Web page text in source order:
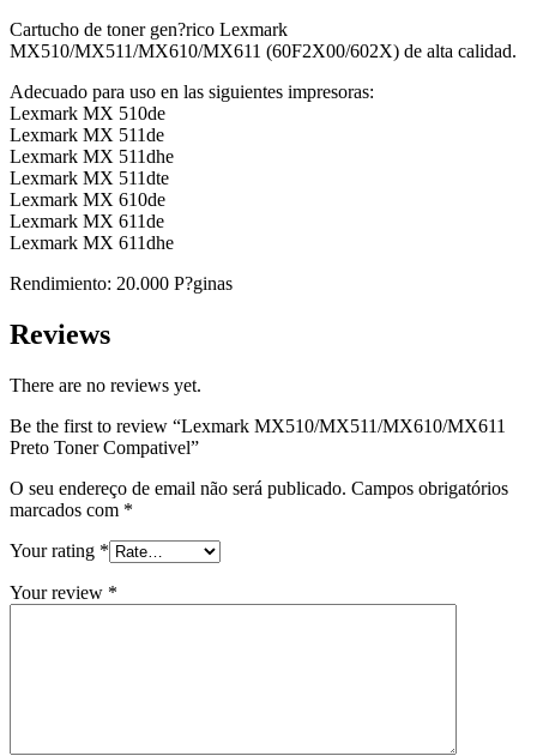
Cartucho de toner gen?rico Lexmark
MX510/MX511/MX610/MX611 (60F2X00/602X) de alta calidad.
Adecuado para uso en las siguientes impresoras:
Lexmark MX 510de
Lexmark MX 511de
Lexmark MX 511dhe
Lexmark MX 511dte
Lexmark MX 610de
Lexmark MX 611de
Lexmark MX 611dhe
Rendimiento: 20.000 P?ginas
Reviews
There are no reviews yet.
Be the first to review “Lexmark MX510/MX511/MX610/MX611
Preto Toner Compativel”
O seu endereço de email não será publicado. Campos obrigatórios
marcados com *
Your rating *
Your review *